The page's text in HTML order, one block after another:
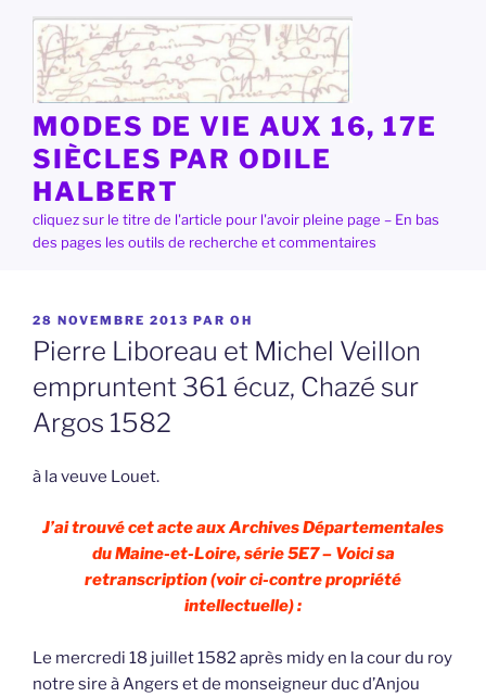
contenu
principal
MODES DE VIE AUX 16, 17E
SIÈCLES PAR ODILE
HALBERT
cliquez sur le titre de l'article pour l'avoir pleine page – En bas
des pages les outils de recherche et commentaires
PUBLIÉ
LE
28 NOVEMBRE 2013 PAR OH
Pierre Liboreau et Michel Veillon
empruntent 361 écuz, Chazé sur
Argos 1582
à la veuve Louet.
J’ai trouvé cet acte aux Archives Départementales
du Maine-et-Loire, série 5E7 – Voici sa
retranscription (voir ci-contre propriété
intellectuelle) :
Le mercredi 18 juillet 1582 après midy en la cour du roy
notre sire à Angers et de monseigneur duc d’Anjou